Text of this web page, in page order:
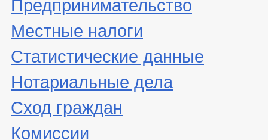
Местные налоги
Статистические данные
Нотариальные дела
Сход граждан
Комиссии